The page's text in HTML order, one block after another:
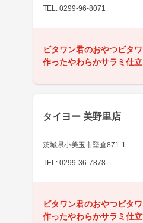
TEL: 0299-96-8071
ビタワン君のおやつビタ
作ったやわらかサラミ仕
タイヨー 美野里店
茨城県小美玉市堅倉871-1
TEL: 0299-36-7878
ビタワン君のおやつビタ
作ったやわらかサラミ仕